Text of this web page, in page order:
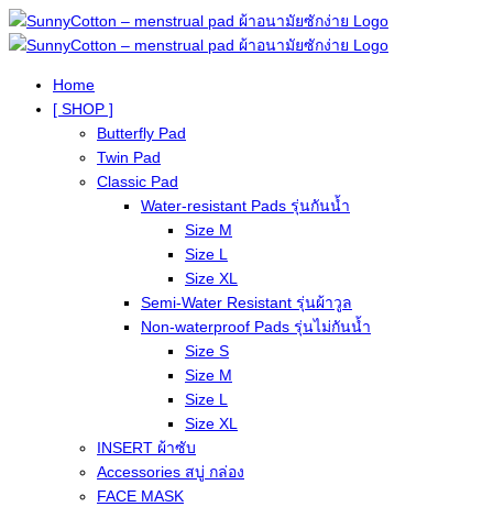
Home
[ SHOP ]
Butterfly Pad
Twin Pad
Classic Pad
Water-resistant Pads รุ่นกันน้ำ
Size M
Size L
Size XL
Semi-Water Resistant รุ่นผ้าวูล
Non-waterproof Pads รุ่นไม่กันน้ำ
Size S
Size M
Size L
Size XL
INSERT ผ้าซับ
Accessories สบู่ กล่อง
FACE MASK